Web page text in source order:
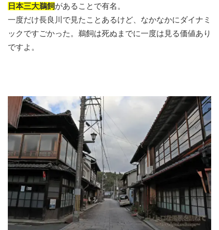
日本三大鵜飼があることで有名。
一度だけ長良川で見たことあるけど、なかなかにダイナミ
ックですごかった。鵜飼は死ぬまでに一度は見る価値あり
ですよ。